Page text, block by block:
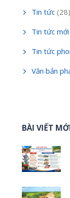
Tin tức (28)
Tin tức mới
Tin tức
Văn bản
BÀI VIẾT